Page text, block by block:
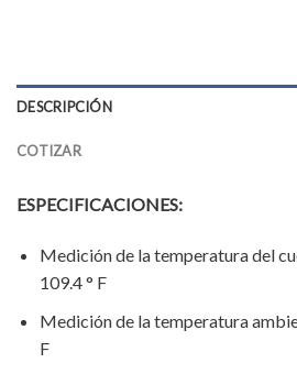
DESCRIPCIÓN
COTIZAR
ESPECIFICACIONES:
Medición de la temperatura del
109.4 ° F
Medición de la temperatura
F